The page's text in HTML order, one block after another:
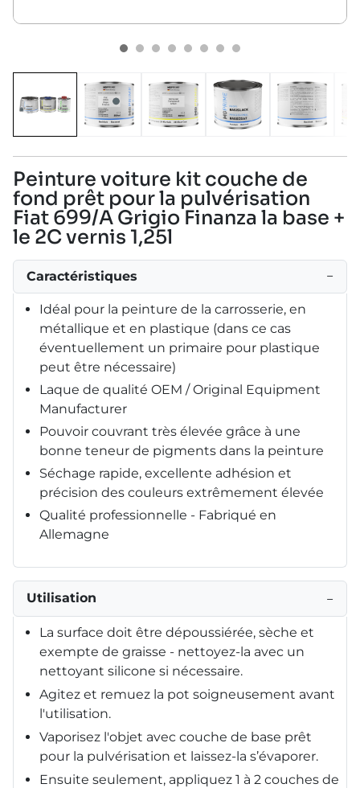
Peinture voiture kit couche de
fond prêt pour la pulvérisation
Fiat 699/A Grigio Finanza la base +
le 2C vernis 1,25l
Caractéristiques −
Idéal pour la peinture de la carrosserie, en
métallique et en plastique (dans ce cas
éventuellement un primaire pour plastique
peut être nécessaire)
Laque de qualité OEM / Original Equipment
Manufacturer
Pouvoir couvrant très élevée grâce à une
bonne teneur de pigments dans la peinture
Séchage rapide, excellente adhésion et
précision des couleurs extrêmement élevée
Qualité professionnelle - Fabriqué en
Allemagne
Utilisation −
La surface doit être dépoussiérée, sèche et
exempte de graisse - nettoyez-la avec un
nettoyant silicone si nécessaire.
Agitez et remuez la pot soigneusement avant
l'utilisation.
Vaporisez l'objet avec couche de base prêt
pour la pulvérisation et laissez-la s’évaporer.
Ensuite seulement, appliquez 1 à 2 couches de